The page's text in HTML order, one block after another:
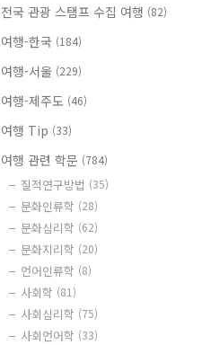
전국 관광 스탬프 수집 여행 (82)
여행-한국 (184)
여행-서울 (229)
여행-제주도 (46)
여행 Tip (33)
여행 관련 학문 (784)
질적연구방법 (35)
문화인류학 (28)
문화심리학 (62)
문화지리학 (20)
언어인류학 (8)
사회학 (81)
사회심리학 (75)
사회언어학 (33)